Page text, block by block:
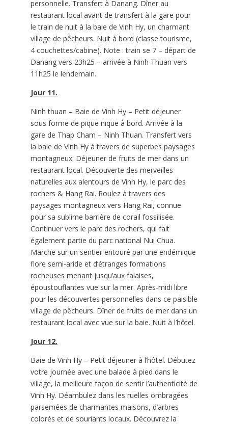
personnelle. Transfert à Danang. Dîner au
restaurant local avant de transfert à la gare pour
le train de nuit à la baie de Vinh Hy, un charmant
village de pêcheurs. Nuit à bord (classe tourisme,
4 couchettes/cabine). Note : train se 7 – départ de
Danang vers 23h25 – arrivée à Ninh Thuan vers
11h25 le lendemain.
Jour 11.
Ninh thuan – Baie de Vinh Hy – Petit déjeuner
sous forme de pique nique à bord. Arrivée à la
gare de Thap Cham – Ninh Thuan. Transfert vers
la baie de Vinh Hy à travers de superbes paysages
montagneux. Déjeuner de fruits de mer dans un
restaurant local. Découverte des merveilles
naturelles aux alentours de Vinh Hy, le parc des
rochers & Hang Rai. Roulez à travers des
paysages montagneux vers Hang Rai, connue
pour sa sublime barrière de corail fossilisée.
Continuer vers le parc des rochers, qui fait
également partie du parc national Nui Chua.
Marche sur un sentier entouré par une endémique
flore semi-aride et d’étranges formations
rocheuses menant jusqu’aux falaises,
époustouflantes vue sur la mer. Après-midi libre
pour les découvertes personnelles dans ce paisible
village de pêcheurs. Dîner de fruits de mer dans un
restaurant local avec vue sur la baie. Nuit à l’hôtel.
Jour 12.
Baie de Vinh Hy – Petit déjeuner à l’hôtel. Débutez
votre journée avec une balade à pied dans le
village, la meilleure façon de sentir l’authenticité de
Vinh Hy. Déambulez dans les ruelles ombragées
parsemées de charmantes maisons, d’arbres
colorés et de souriants locaux. Découvrez la